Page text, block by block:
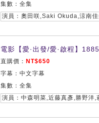
集數：全集
演員：奧田咲,Saki Okuda,涼南佳
電影【愛·出發/愛·啟程】
直購價： NT$650
字幕：中文字幕
集數：全集